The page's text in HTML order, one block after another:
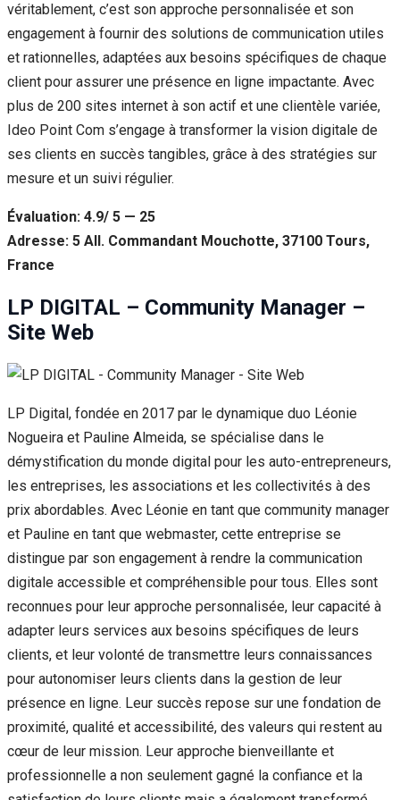
véritablement, c’est son approche personnalisée et son
engagement à fournir des solutions de communication utiles
et rationnelles, adaptées aux besoins spécifiques de chaque
client pour assurer une présence en ligne impactante. Avec
plus de 200 sites internet à son actif et une clientèle variée,
Ideo Point Com s’engage à transformer la vision digitale de
ses clients en succès tangibles, grâce à des stratégies sur
mesure et un suivi régulier.
Évaluation: 4.9/ 5 — 25
Adresse: 5 All. Commandant Mouchotte, 37100 Tours,
France
LP DIGITAL – Community Manager –
Site Web
LP Digital, fondée en 2017 par le dynamique duo Léonie
Nogueira et Pauline Almeida, se spécialise dans le
démystification du monde digital pour les auto-entrepreneurs,
les entreprises, les associations et les collectivités à des
prix abordables. Avec Léonie en tant que community manager
et Pauline en tant que webmaster, cette entreprise se
distingue par son engagement à rendre la communication
digitale accessible et compréhensible pour tous. Elles sont
reconnues pour leur approche personnalisée, leur capacité à
adapter leurs services aux besoins spécifiques de leurs
clients, et leur volonté de transmettre leurs connaissances
pour autonomiser leurs clients dans la gestion de leur
présence en ligne. Leur succès repose sur une fondation de
proximité, qualité et accessibilité, des valeurs qui restent au
cœur de leur mission. Leur approche bienveillante et
professionnelle a non seulement gagné la confiance et la